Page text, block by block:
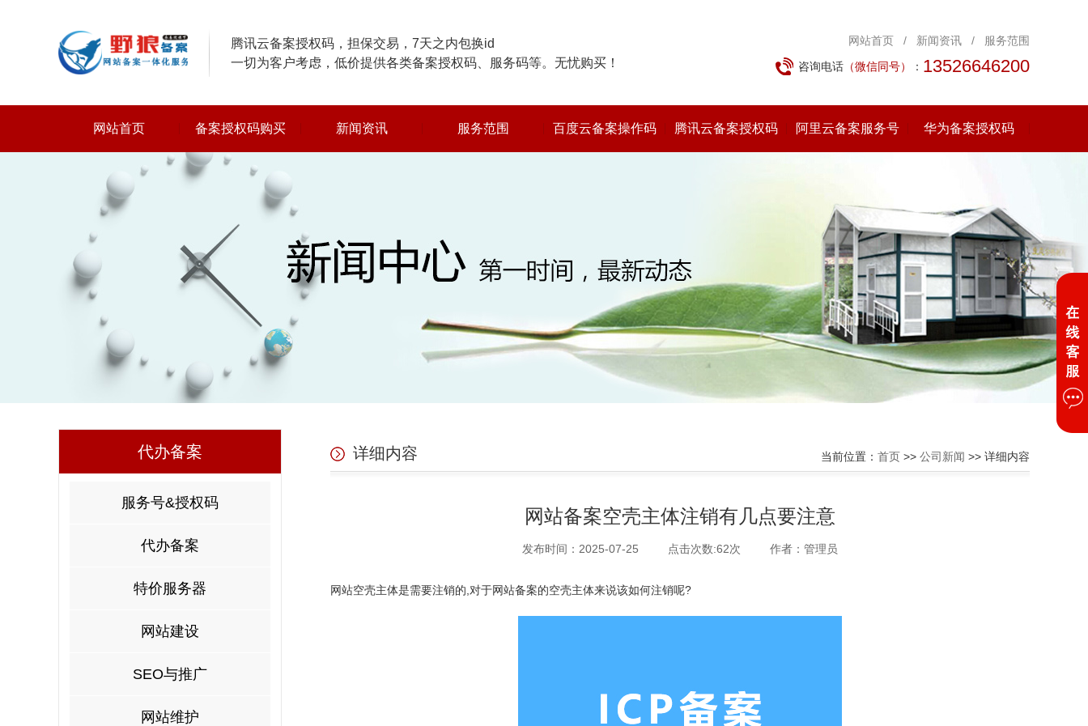
腾讯云备案授权码，担保交易，7天之内包换id
一切为客户考虑，低价提供各类备案授权码、服务码等。无忧购买！
网站首页 / 新闻资讯 /
服务范围
咨询电话 （微信同号） ： 13526646200
网站首页 备案授权码购买 新闻资讯 服务范围 百度云备案操作码 腾讯云备案授权码 阿里云备案服务号 华为备案授权码
代办备案
服务号&授权码
代办备案
特价服务器
网站建设
SEO与推广
网站维护
详细内容 当前位置： 首页 >> 公司新闻 >> 详细内容
网站备案空壳主体注销有几点要注意
发布时间：2025-07-25 点击次数:62次 作者：管理员
网站空壳主体是需要注销的,对于网站备案的空壳主体来说该如何注销呢?